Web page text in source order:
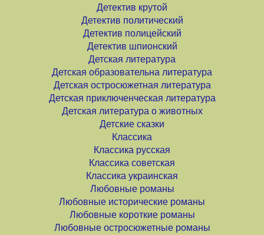
Детектив крутой
Детектив политический
Детектив полицейский
Детектив шпионский
Детская литература
Детская образовательна литература
Детская остросюжетная литература
Детская приключенческая литература
Детская литература о животных
Детские сказки
Классика
Классика русская
Классика советская
Классика украинская
Любовные романы
Любовные исторические романы
Любовные короткие романы
Любовные остросюжетные романы